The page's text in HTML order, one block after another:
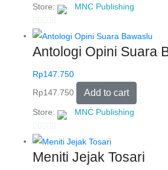
5
Store: MNC Publishing
0
o
u
t
f
5
Antologi Opini Suara
Rp147.750
Rp147.750 Add to cart
Store: MNC Publishing
0
o
uMeniti Jejak Tosari